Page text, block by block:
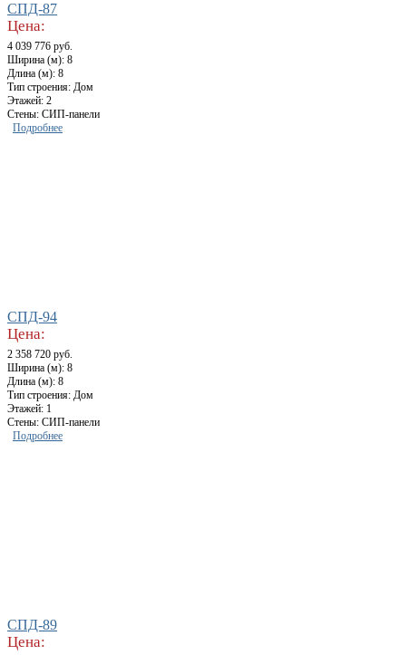
СПД-87
Цена:
4 039 776 руб.
Ширина (м): 8
Длина (м): 8
Тип строения: Дом
Этажей: 2
Стены: СИП-панели
Подробнее
СПД-94
Цена:
2 358 720 руб.
Ширина (м): 8
Длина (м): 8
Тип строения: Дом
Этажей: 1
Стены: СИП-панели
Подробнее
СПД-89
Цена: